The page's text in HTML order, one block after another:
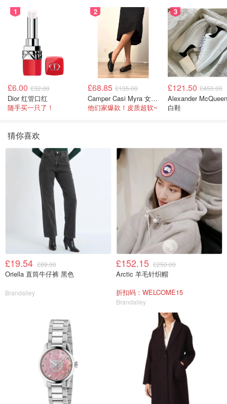
1
£6.00 £32.00
Dior 红管口红
随手买一只了！
2
£68.85 £135.00
Camper Casi Myra 女士乐福鞋
他们家爆款！皮质超软~
3
£121.50 £450.00
Alexander
白鞋
猜你喜欢
£19.54 £89.00
Oriella 直筒牛仔裤 黑色
Brandalley
£152.15 £250.00
Arctic 羊毛针织帽
折扣码：WELCOME15
Brandalley